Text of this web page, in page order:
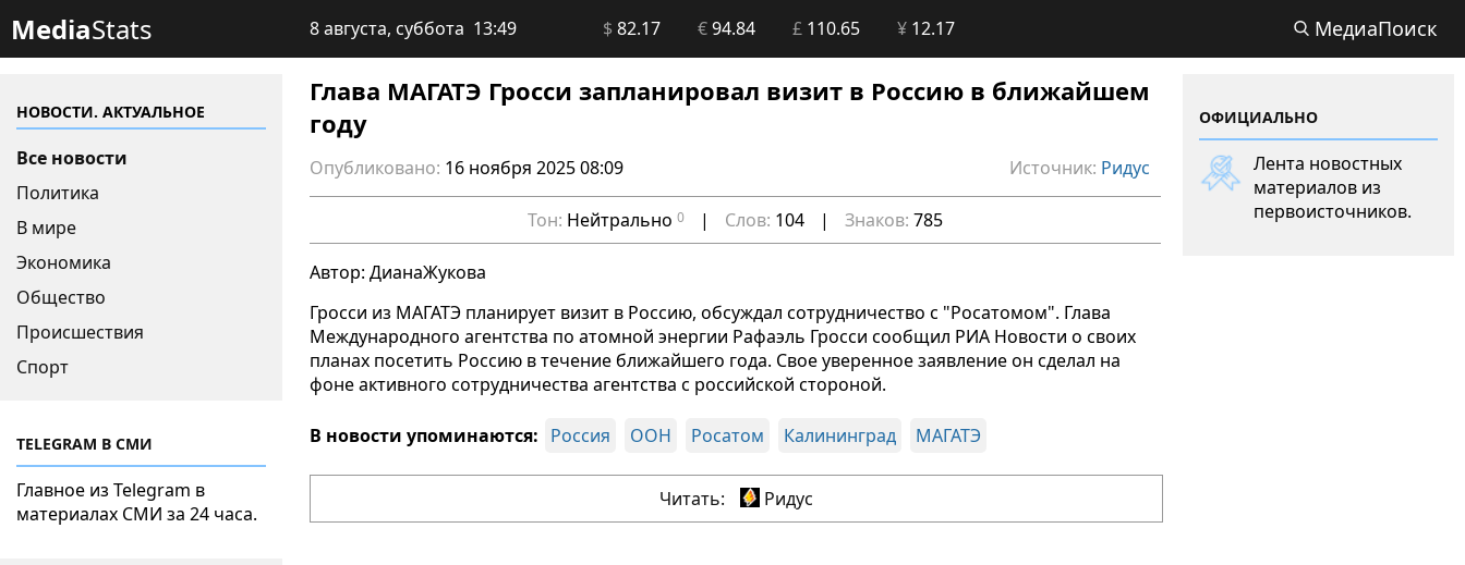
MediaStats 8 августа, суббота 13:49 $82.17 €94.84 £110.65 ¥12.17 МедиаПоиск
НОВОСТИ. АКТУАЛЬНОЕ
Все новости
Политика
В мире
Экономика
Общество
Происшествия
Спорт
TELEGRAM В СМИ
Главное из Telegram в
материалах СМИ за 24 часа.
Глава МАГАТЭ Гросси запланировал визит в Россию в ближайшем
году
Опубликовано: 16 ноября 2025 08:09 Источник: Ридус
Тон: Нейтрально 0 | Слов: 104 | Знаков: 785
Автор: ДианаЖукова
Гросси из МАГАТЭ планирует визит в Россию, обсуждал сотрудничество с "Росатомом". Глава
Международного агентства по атомной энергии Рафаэль Гросси сообщил РИА Новости о своих
планах посетить Россию в течение ближайшего года. Свое уверенное заявление он сделал на
фоне активного сотрудничества агентства с российской стороной.
В новости упоминаются: Россия ООН Росатом Калининград МАГАТЭ
Читать: Ридус
ОФИЦИАЛЬНО
Лента новостных
материалов из
первоисточников.